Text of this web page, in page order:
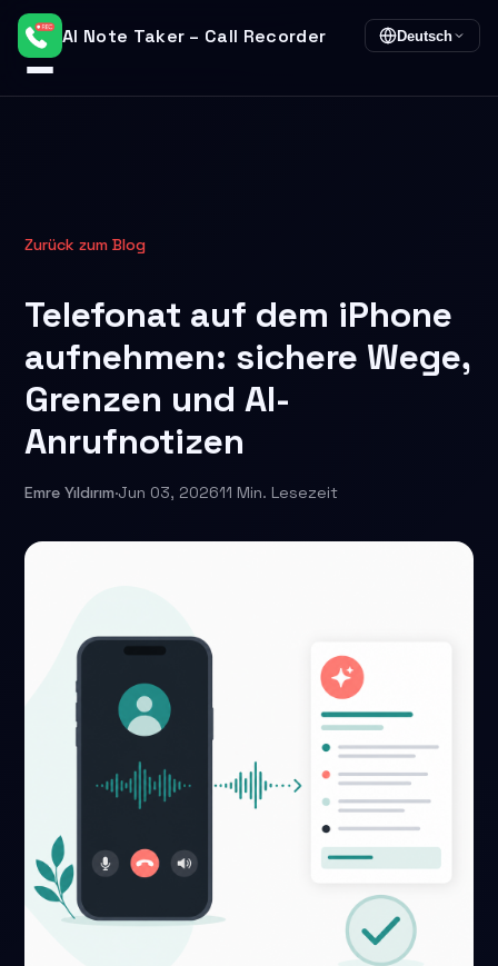
AI Note Taker – Call Recorder Deutsch
Zurück zum Blog
Telefonat auf dem iPhone
aufnehmen: sichere Wege,
Grenzen und AI-
Anrufnotizen
Emre Yıldırım·Jun 03, 202611 Min. Lesezeit